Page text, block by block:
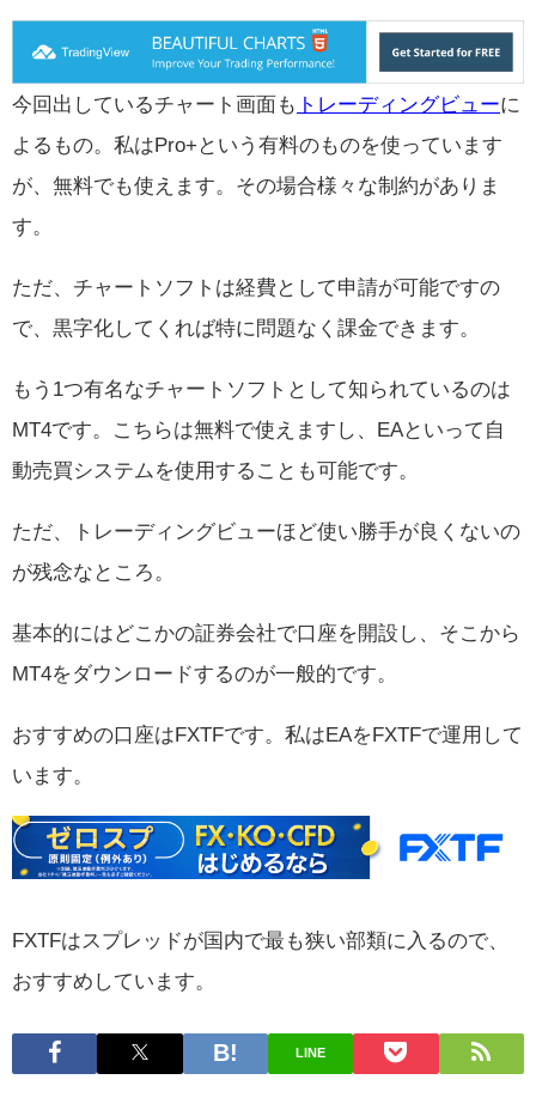
今回出しているチャート画面も トレーディングビューに
よるもの。私はPro+という有料のものを使っています
が、無料でも使えます。その場合様々な制約がありま
す。
ただ、チャートソフトは経費として申請が可能ですの
で、黒字化してくれば特に問題なく課金できます。
もう1つ有名なチャートソフトとして知られているのは
MT4です。こちらは無料で使えますし、EAといって自
動売買システムを使用することも可能です。
ただ、トレーディングビューほど使い勝手が良くないの
が残念なところ。
基本的にはどこかの証券会社で口座を開設し、そこから
MT4をダウンロードするのが一般的です。
おすすめの口座はFXTFです。私はEAをFXTFで運用して
います。
FXTFはスプレッドが国内で最も狭い部類に入るので、
おすすめしています。
LINE